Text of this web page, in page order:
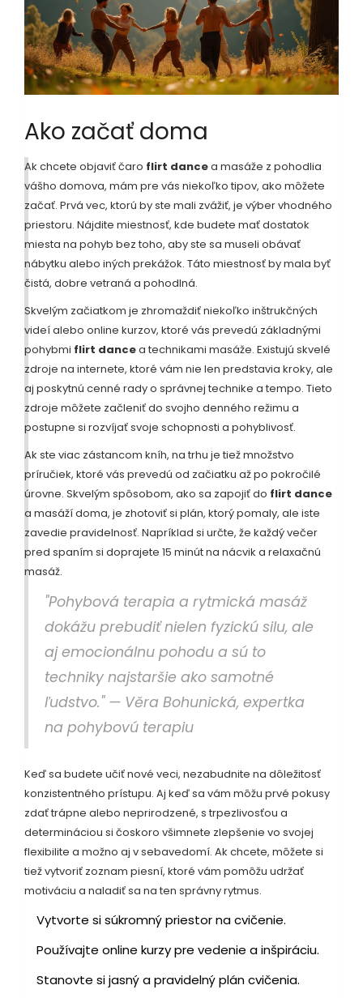
Ako začať doma
Ak chcete objaviť čaro flirt dancea masáže z pohodlia
vášho domova, mám pre vás niekoľko tipov, ako môžete
začať. Prvá vec, ktorú by ste mali zvážiť, je výber vhodného
priestoru. Nájdite miestnosť, kde budete mať dostatok
miesta na pohyb bez toho, aby ste sa museli obávať
nábytku alebo iných prekážok. Táto miestnosť by mala byť
čistá, dobre vetraná a pohodlná.
Skvelým začiatkom je zhromaždiť niekoľko inštrukčných
videí alebo online kurzov, ktoré vás prevedú základnými
pohybmi flirt dancea technikami masáže. Existujú skvelé
zdroje na internete, ktoré vám nie len predstavia kroky, ale
aj poskytnú cenné rady o správnej technike a tempo. Tieto
zdroje môžete začleniť do svojho denného režimu a
postupne si rozvíjať svoje schopnosti a pohyblivosť.
Ak ste viac zástancom kníh, na trhu je tiež množstvo
príručiek, ktoré vás prevedú od začiatku až po pokročilé
úrovne. Skvelým spôsobom, ako sa zapojiť do flirt dance
a masáží doma, je zhotoviť si plán, ktorý pomaly, ale iste
zavedie pravidelnosť. Napríklad si určte, že každý večer
pred spaním si doprajete 15 minút na nácvik a relaxačnú
masáž.
"Pohybová terapia a rytmická masáž
dokážu prebudiť nielen fyzickú silu, ale
aj emocionálnu pohodu a sú to
techniky najstaršie ako samotné
ľudstvo." — Věra Bohunická, expertka
na pohybovú terapiu
Keď sa budete učiť nové veci, nezabudnite na dôležitosť
konzistentného prístupu. Aj keď sa vám môžu prvé pokusy
zdať trápne alebo neprirodzené, s trpezlivosťou a
determináciou si čoskoro všimnete zlepšenie vo svojej
flexibilite a možno aj v sebavedomí. Ak chcete, môžete si
tiež vytvoriť zoznam piesní, ktoré vám pomôžu udržať
motiváciu a naladiť sa na ten správny rytmus.
Vytvorte si súkromný priestor na cvičenie.
Používajte online kurzy pre vedenie a inšpiráciu.
Stanovte si jasný a pravidelný plán cvičenia.